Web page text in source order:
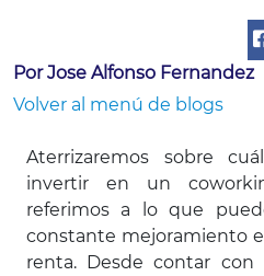
Por Jose Alfonso Fernandez
Volver al menú de blogs
Aterrizaremos sobre
invertir en un
referimos a lo que
constante mejoramiento
renta. Desde contar